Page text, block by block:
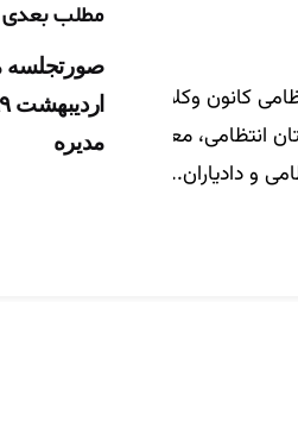
مطلب بعدی
مدیره
کانون وکلای دادگستری استان
انتظامی، معاونان دادستان، رؤسا و
و دادیاران...
پرداز اردیبهشت نوآفرین